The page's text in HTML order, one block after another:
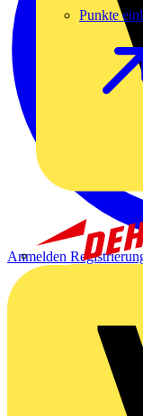
Punkte
Anmelden